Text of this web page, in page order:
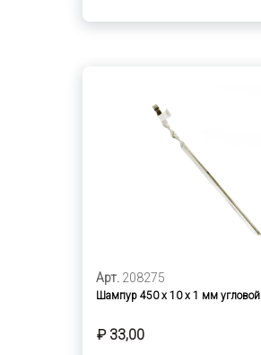
Арт. 208275
Шампур 450 х 10 х 1 мм угловой
₽ 33,00